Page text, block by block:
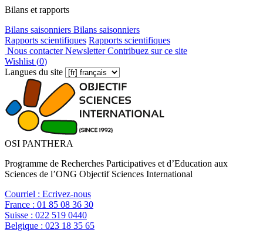
Bilans et rapports
Bilans saisonniers Bilans saisonniers
Rapports scientifiques Rapports scientifiques
Nous contacterNewsletterContribuez sur ce site
Wishlist (0)
Langues du site
OSI PANTHERA
Programme de Recherches Participatives et d’Education aux
Sciences de l’ONG Objectif Sciences International
Courriel : Ecrivez-nous
France : 01 85 08 36 30
Suisse : 022 519 0440
Belgique : 023 18 35 65